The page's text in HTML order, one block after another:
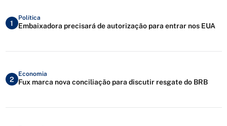
1
Política
Embaixadora precisará de autorização para entrar nos EUA
2
Economia
Fux marca nova conciliação para discutir resgate do BRB